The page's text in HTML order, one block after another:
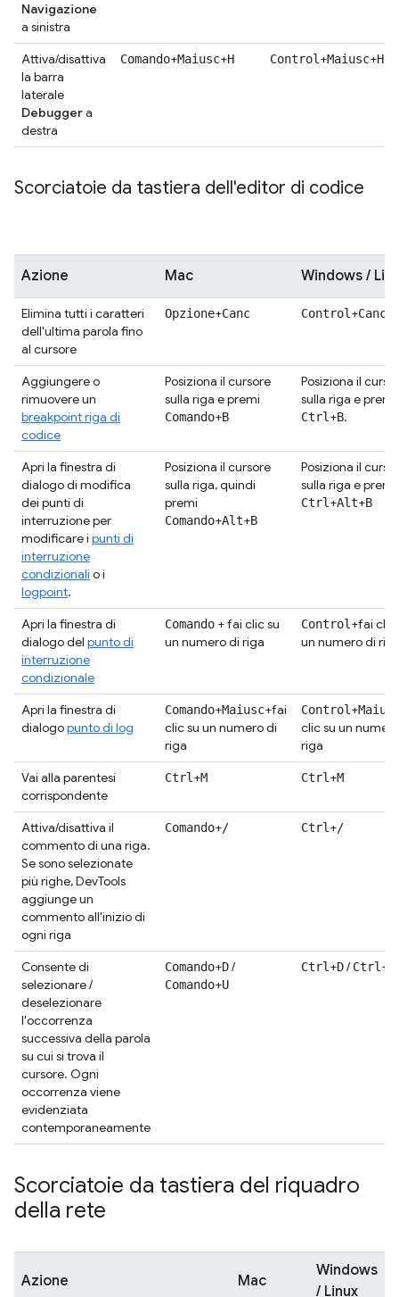
Navigazione
a sinistra
Attiva/disattiva
la barra
laterale
Debuggera
destra
Comando+Maiusc+H Control +Maiusc+H
Scorciatoie da tastiera dell'editor di codice
Azione Mac Windows /
Elimina tutti i caratteri
dell'ultima parola fino
al cursore
Opzione+Canc Control +Canc.
Aggiungere o
rimuovere un
breakpoint riga di
codice
Posiziona il cursore
sulla riga e premi
Comando+B
Posiziona il
sulla riga e premi
Ctrl +B.
Apri la finestra di
dialogo di modifica
dei punti di
interruzione per
modificare i punti di
interruzione
condizionali o i
logpoint.
Posiziona il cursore
sulla riga, quindi
premi
Comando+Alt+B
Posiziona il
sulla riga e premi
Ctrl +Alt+B
Apri la finestra di
dialogo del punto di
interruzione
condizionale
Comando + fai clic su
un numero di riga
Control +fai clic
un numero di
Apri la finestra di
dialogopunto di log
Comando+Maiusc+fai
clic su un numero di
riga
Control +
clic su un
riga
Vai alla parentesi
corrispondente
Ctrl +M Ctrl +M
Attiva/disattiva il
commento di una riga.
Se sono selezionate
più righe, DevTools
aggiunge un
commento all'inizio di
ogni riga
Comando+/ Ctrl +/
Consente di
selezionare /
deselezionare
l'occorrenza
successiva della parola
su cui si trova il
cursore. Ogni
occorrenza viene
evidenziata
contemporaneamente
Comando+D/
Comando+U
Ctrl +D/ Ctrl +
Scorciatoie da tastiera del riquadro
della rete
Azione Mac
Windows
/ Linux